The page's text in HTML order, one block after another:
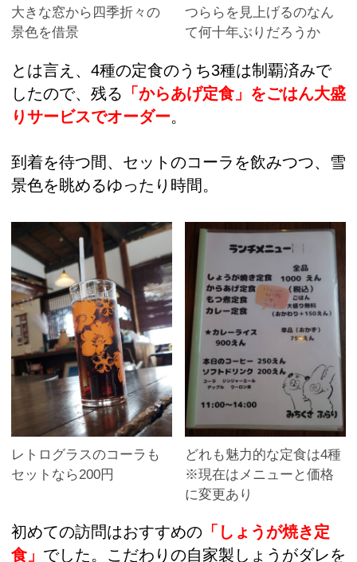
大きな窓から四季折々の
景色を借景
つららを見上げるのなん
て何十年ぶりだろうか
とは言え、4種の定食のうち3種は制覇済みで
したので、残る 「からあげ定食」をごはん大盛
りサービスでオーダー。
到着を待つ間、セットのコーラを飲みつつ、雪
景色を眺めるゆったり時間。
レトログラスのコーラも
セットなら200円
どれも魅力的な定食は4種
※現在はメニューと価格
に変更あり
初めての訪問はおすすめの 「しょうが焼き定
食」 でした。こだわりの自家製しょうがダレを